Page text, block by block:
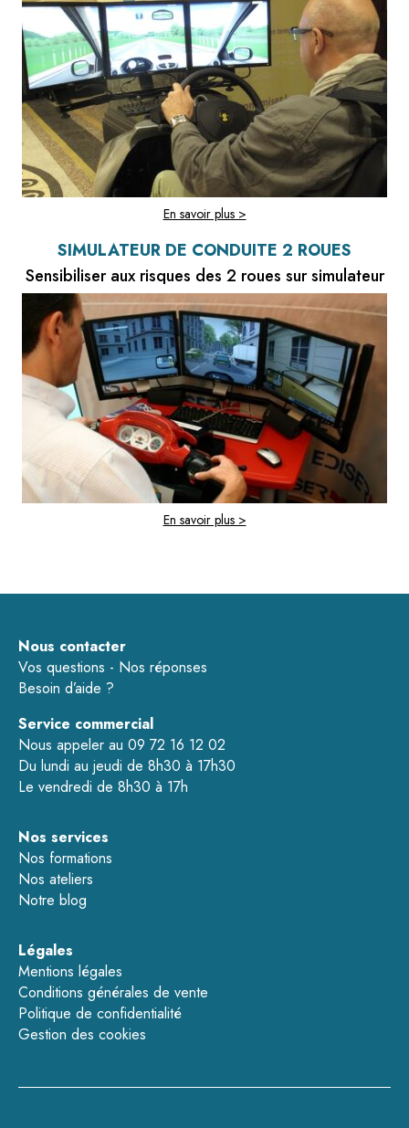
En savoir plus >
SIMULATEUR DE CONDUITE 2 ROUES
Sensibiliser aux risques des 2 roues sur simulateur
En savoir plus >
Nous contacter
Vos questions - Nos réponses
Besoin d’aide ?
Service commercial
Nous appeler au 09 72 16 12 02
Du lundi au jeudi de 8h30 à 17h30
Le vendredi de 8h30 à 17h
Nos services
Nos formations
Nos ateliers
Notre blog
Légales
Mentions légales
Conditions générales de vente
Politique de confidentialité
Gestion des cookies